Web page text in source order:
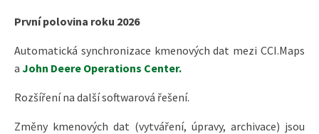
První polovina roku 2026
Automatická synchronizace kmenových dat mezi CCI.Maps
a John Deere Operations Center.
Rozšíření na další softwarová řešení.
Změny kmenových dat (vytváření, úpravy, archivace) jsou